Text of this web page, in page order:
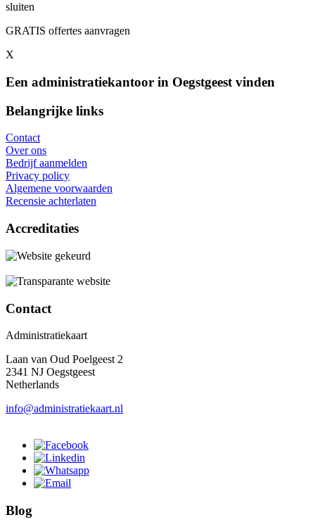
sluiten
GRATIS offertes aanvragen
X
Een administratiekantoor in Oegstgeest vinden
Belangrijke links
Contact
Over ons
Bedrijf aanmelden
Privacy policy
Algemene voorwaarden
Recensie achterlaten
Accreditaties
Contact
Administratiekaart
Laan van Oud Poelgeest 2
2341 NJ Oegstgeest
Netherlands
info@administratiekaart.nl
Blog